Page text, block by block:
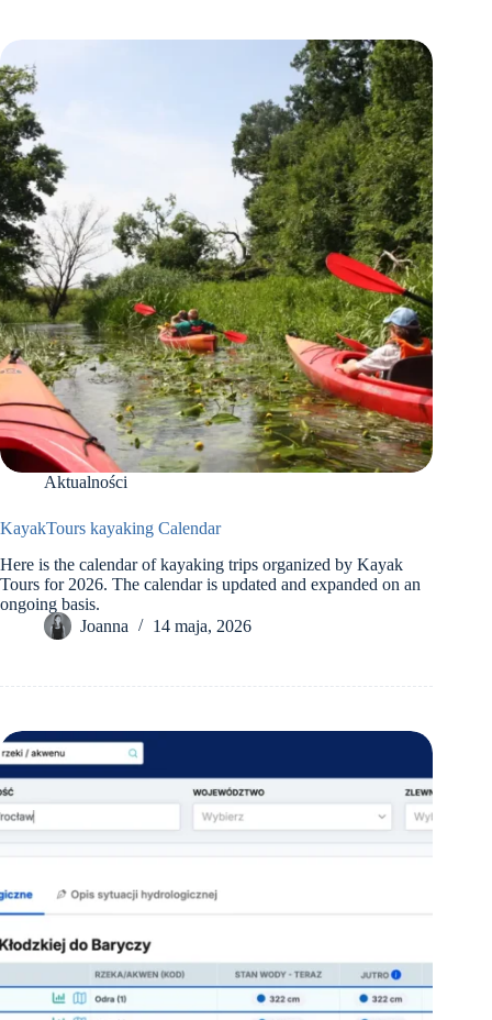
Aktualności
KayakTours kayaking Calendar
Here is the calendar of kayaking trips organized by Kayak
Tours for 2026. The calendar is updated and expanded on an
ongoing basis.
Joanna
14 maja, 2026